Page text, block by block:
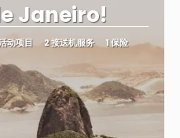
Janeiro!
动项目 2 接送机服务 1 保险